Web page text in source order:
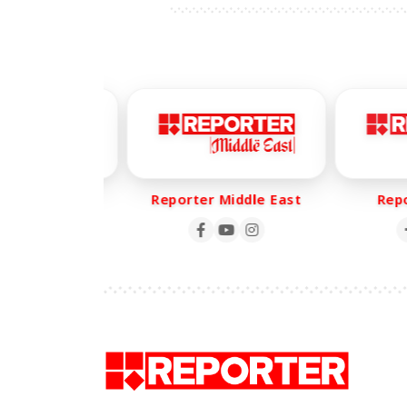
Reporter Middle East